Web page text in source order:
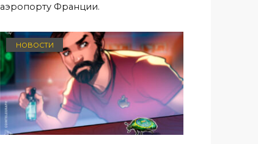
аэропорту Франции.
НОВОСТИ